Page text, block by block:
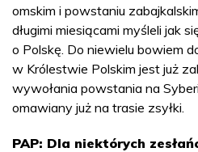
omskim i powstaniu
długimi miesiącami myśleli jak
o Polskę. Do niewielu bowiem
w Królestwie Polskim jest już
wywołania powstania na
omawiany już na trasie zsyłki.
PAP: Dla niektórych